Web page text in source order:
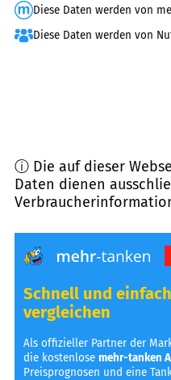
Diese Daten werden von
Diese Daten werden von
ⓘ Die auf dieser
Daten dienen
Schnell und
vergleichen
Als offizieller Partner der
die kostenlosemehr-tanken
Preisprognosen und eine